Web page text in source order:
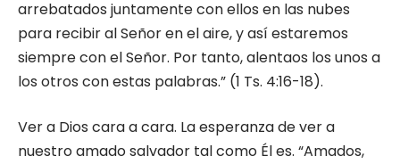
arrebatados juntamente con ellos en las nubes
para recibir al Señor en el aire, y así estaremos
siempre con el Señor. Por tanto, alentaos los unos a
los otros con estas palabras.” (1 Ts. 4:16-18).
Ver a Dios cara a cara. La esperanza de ver a
nuestro amado salvador tal como Él es. “Amados,